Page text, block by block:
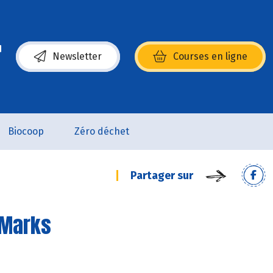
Newsletter Courses en ligne
(s’ouvre dans une nouvelle fenêtre)
Biocoop Zéro déchet
Partager sur